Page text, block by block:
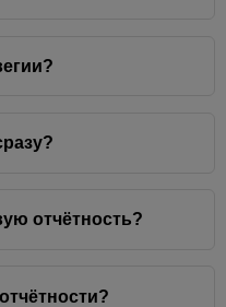
отчётность?